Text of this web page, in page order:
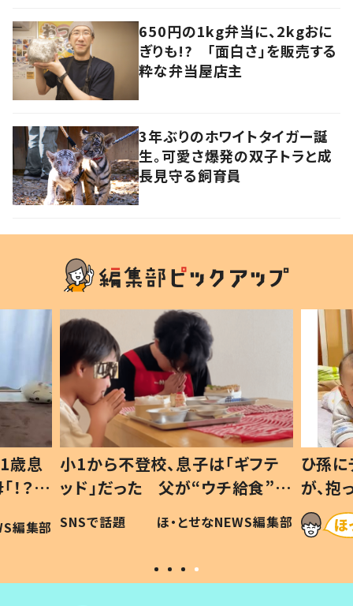
650円の1kg弁当に、2kgおに
ぎりも!? 「面白さ」を販売する
粋な弁当屋店主
3年ぶりのホワイトタイガー誕
生。可愛さ爆発の双子トラと成
長見守る飼育員
登校、息子は「ギフテ
った 父が“ウチ給食”を
る理由とは #令和の親
子
ほ・とせなNEWS編集部
ひ孫にデレデレな80
が、抱っこすると…ひ
「涙が出ました」「可愛
い」
ほ・とせな